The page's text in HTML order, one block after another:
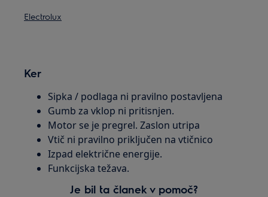
Electrolux
Ker
Sipka / podlaga ni pravilno postavljena
Gumb za vklop ni pritisnjen.
Motor se je pregrel. Zaslon utripa
Vtič ni pravilno priključen na vtičnico
Izpad električne energije.
Funkcijska težava.
Je bil ta članek v pomoč?